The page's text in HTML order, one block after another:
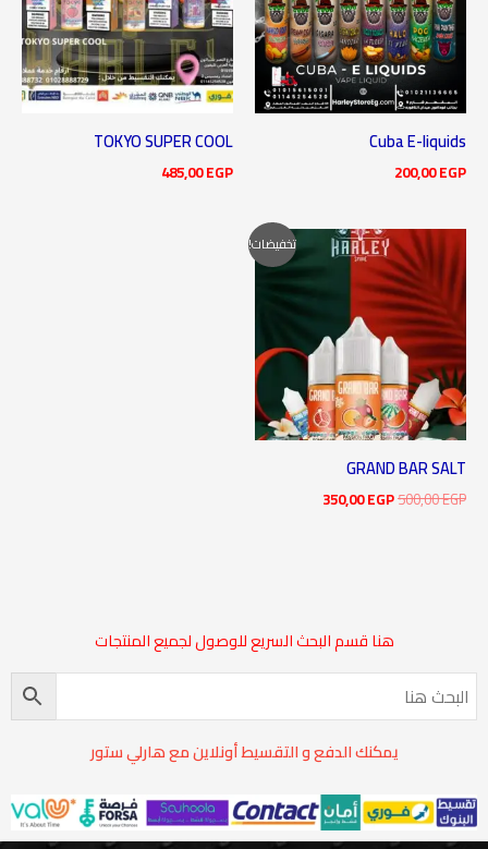
Cuba E-liquids
200,00EGP
TOKYO SUPER COOL
485,00EGP
تخفيضات!
GRAND BAR SALT
500,00EGP
السعر
الأصلي
هو:
500,00 EGP.
350,00EGP
السعر
الحالي
هو:
350,00 EGP.
هنا قسم البحث السريع للوصول لجميع المنتجات
يمكنك الدفع و التقسيط أونلاين مع هارلي ستور